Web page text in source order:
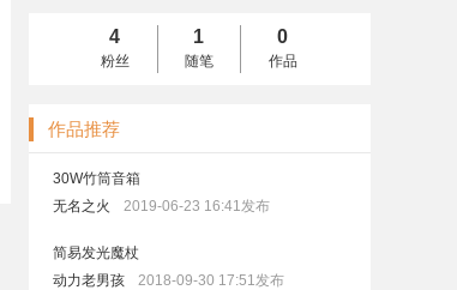
4
粉丝
1
随笔
0
作品
作品推荐
30W竹筒音箱
无名之火
2019-06-23 16:41发布
简易发光魔杖
动力老男孩
2018-09-30 17:51发布